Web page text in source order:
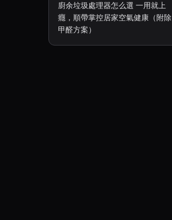
廚余垃圾處理器怎么選 一用就上
癮，順帶掌控居家空氣健康（附除
甲醛方案）